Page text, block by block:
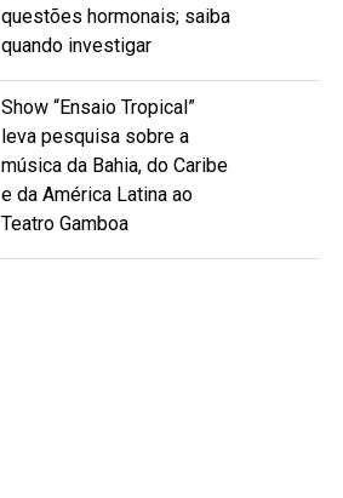
questões hormonais; saiba
quando investigar
Show “Ensaio Tropical”
leva pesquisa sobre a
música da Bahia, do Caribe
e da América Latina ao
Teatro Gamboa